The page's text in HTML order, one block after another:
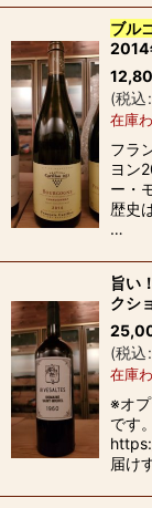
ブル
2014
(税込:
在庫
フ
ヨン
ー・
歴史
…
旨い
クシ
(税込:
在庫
※オ
です
届け